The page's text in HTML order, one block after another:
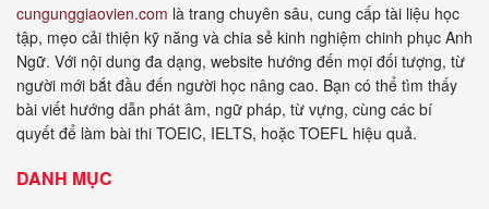
cungunggiaovien.com là trang chuyên sâu, cung cấp tài liệu học
tập, mẹo cải thiện kỹ năng và chia sẻ kinh nghiệm chinh phục Anh
Ngữ. Với nội dung đa dạng, website hướng đến mọi đối tượng, từ
người mới bắt đầu đến người học nâng cao. Bạn có thể tìm thấy
bài viết hướng dẫn phát âm, ngữ pháp, từ vựng, cùng các bí
quyết để làm bài thi TOEIC, IELTS, hoặc TOEFL hiệu quả.
DANH MỤC